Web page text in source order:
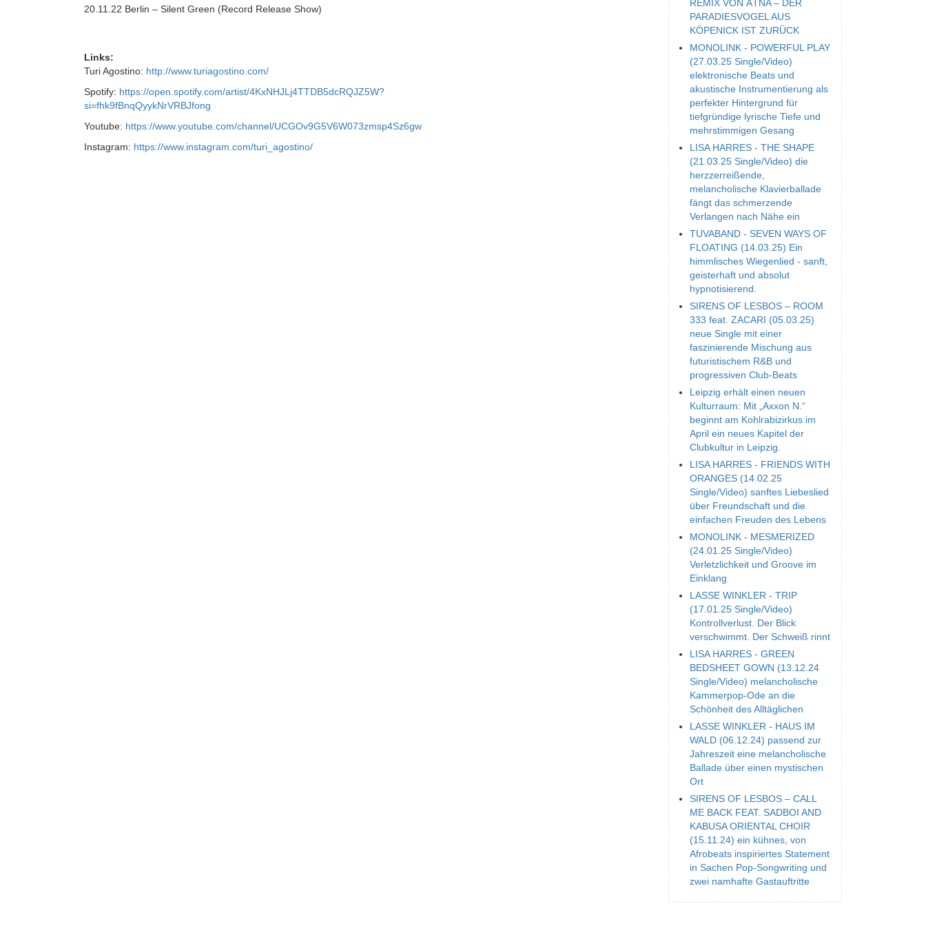
20.11.22 Berlin – Silent Green (Record Release Show)
Links:
Turi Agostino: http://www.turiagostino.com/
Spotify: https://open.spotify.com/artist/4KxNHJLj4TTDB5dcRQJZ5W?
si=fhk9fBnqQyykNrVRBJfong
Youtube: https://www.youtube.com/channel/UCGOv9G5V6W073zmsp4Sz6gw
Instagram: https://www.instagram.com/turi_agostino/
REMIX VON ÄTNA – DER
PARADIESVOGEL AUS
KÖPENICK IST ZURÜCK
MONOLINK - POWERFUL PLAY
(27.03.25 Single/Video)
elektronische Beats und
akustische Instrumentierung als
perfekter Hintergrund für
tiefgründige lyrische Tiefe und
mehrstimmigen Gesang
LISA HARRES - THE SHAPE
(21.03.25 Single/Video) die
herzzerreißende,
melancholische Klavierballade
fängt das schmerzende
Verlangen nach Nähe ein
TUVABAND - SEVEN WAYS OF
FLOATING (14.03.25) Ein
himmlisches Wiegenlied - sanft,
geisterhaft und absolut
hypnotisierend.
SIRENS OF LESBOS – ROOM
333 feat. ZACARI (05.03.25)
neue Single mit einer
faszinierende Mischung aus
futuristischem R&B und
progressiven Club-Beats
Leipzig erhält einen neuen
Kulturraum: Mit „Axxon N.“
beginnt am Kohlrabizirkus im
April ein neues Kapitel der
Clubkultur in Leipzig.
LISA HARRES - FRIENDS WITH
ORANGES (14.02.25
Single/Video) sanftes Liebeslied
über Freundschaft und die
einfachen Freuden des Lebens
MONOLINK - MESMERIZED
(24.01.25 Single/Video)
Verletzlichkeit und Groove im
Einklang
LASSE WINKLER - TRIP
(17.01.25 Single/Video)
Kontrollverlust. Der Blick
verschwimmt. Der Schweiß rinnt
LISA HARRES - GREEN
BEDSHEET GOWN (13.12.24
Single/Video) melancholische
Kammerpop-Ode an die
Schönheit des Alltäglichen
LASSE WINKLER - HAUS IM
WALD (06.12.24) passend zur
Jahreszeit eine melancholische
Ballade über einen mystischen
Ort
SIRENS OF LESBOS – CALL
ME BACK FEAT. SADBOI AND
KABUSA ORIENTAL CHOIR
(15.11.24) ein kühnes, von
Afrobeats inspiriertes Statement
in Sachen Pop-Songwriting und
zwei namhafte Gastauftritte